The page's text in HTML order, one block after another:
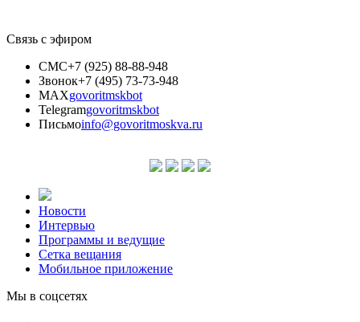
Связь с эфиром
СМС+7 (925) 88-88-948
Звонок+7 (495) 73-73-948
MAXgovoritmskbot
Telegramgovoritmskbot
Письмоinfo@govoritmoskva.ru
Новости
Интервью
Программы и ведущие
Сетка вещания
Мобильное приложение
Мы в соцсетях